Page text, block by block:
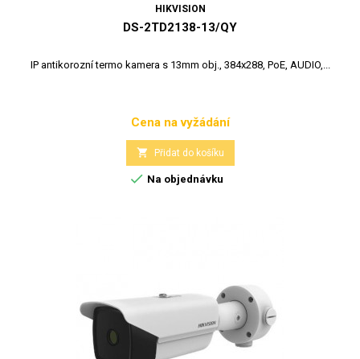
HIKVISION
DS-2TD2138-13/QY
IP antikorozní termo kamera s 13mm obj., 384x288, PoE, AUDIO,...
Cena
Cena na vyžádání
 Přidat do košíku
 Na objednávku